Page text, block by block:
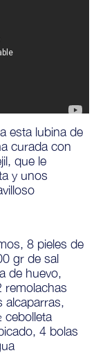
esta lubina de
curada con
que le
y unos
8 pieles de
gr de sal
de huevo,
remolachas
alcaparras,
cebolleta
4 bolas